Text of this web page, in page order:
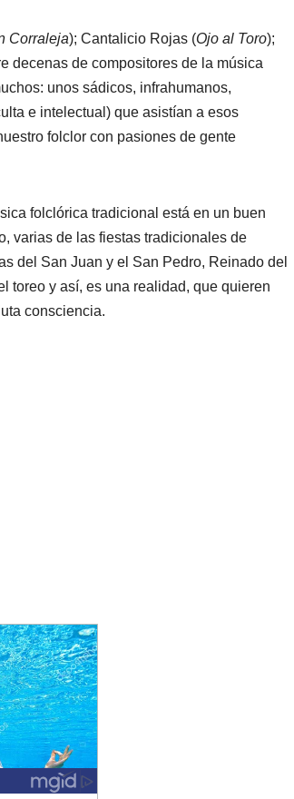
Corraleja); Cantalicio Rojas (Ojo al Toro);
decenas de compositores de la música
unos sádicos, infrahumanos,
e intelectual) que asistían a esos
folclor con pasiones de gente
folclórica tradicional está en un buen
varias de las fiestas tradicionales de
del San Juan y el San Pedro, Reinado del
toreo y así, es una realidad, que quieren
consciencia.